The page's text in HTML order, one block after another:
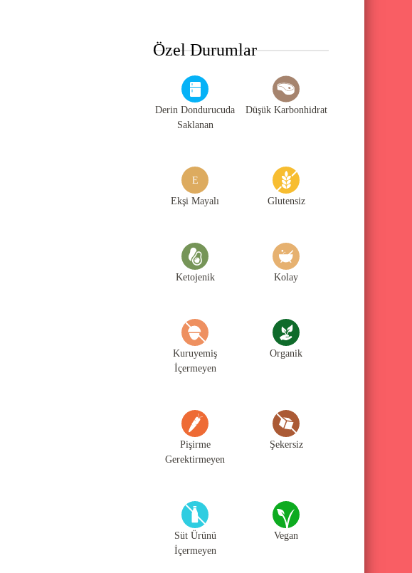
f
t
Özel Durumlar
Derin Dondurucuda
Saklanan
Düşük Karbonhidrat
E
Ekşi Mayalı Glutensiz
Ketojenik Kolay
Kuruyemiş
İçermeyen
Organik
Pişirme
Gerektirmeyen
Şekersiz
Süt Ürünü
İçermeyen
Vegan